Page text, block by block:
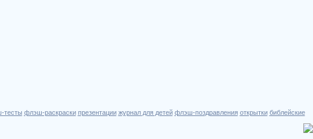
тесты флэш-раскраски презентации журнал для детей флэш-поздравления открытки библейские